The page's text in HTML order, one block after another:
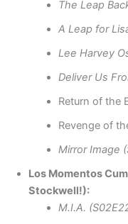
The Leap
A Leap for
Lee Harvey
Deliver Us
Return of the
Revenge of
Mirror Image
Los Momentos
Stockwell!):
M.I.A.